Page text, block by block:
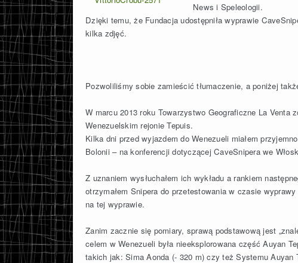
News i Speleologii.
Dzięki temu, że Fundacja udostępniła wyprawie
kilka zdjęć.
Pozwoliliśmy sobie zamieścić tłumaczenie, a poniżej
W marcu 2013 roku Towarzystwo Geograficzne La
Wenezuelskim rejonie Tepuis.
Kilka dni przed wyjazdem do Wenezueli miałem
Bolonii – na konferencji dotyczącej CaveSnipera we
Z uznaniem wysłuchałem ich wykładu a rankiem
otrzymałem Snipera do przetestowania w czasie
na tej wyprawie.
Zanim zacznie się pomiary, sprawą podstawową jest
celem w Wenezueli była nieeksplorowana część Auyan
takich jak: Sima Aonda (- 320 m) czy też Systemu Auyan